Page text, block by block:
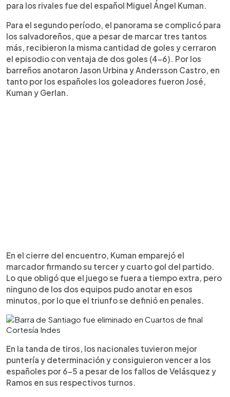
para los rivales fue del español Miguel Ángel Kuman.
Para el segundo período, el panorama se complicó para
los salvadoreños, que a pesar de marcar tres tantos
más, recibieron la misma cantidad de goles y cerraron
el episodio con ventaja de dos goles (4-6). Por los
barreños anotaron Jason Urbina y Andersson Castro, en
tanto por los españoles los goleadores fueron José,
Kuman y Gerlan.
En el cierre del encuentro, Kuman emparejó el
marcador firmando su tercer y cuarto gol del partido.
Lo que obligó que el juego se fuera a tiempo extra, pero
ninguno de los dos equipos pudo anotar en esos
minutos, por lo que el triunfo se definió en penales.
Cortesía Indes
En la tanda de tiros, los nacionales tuvieron mejor
puntería y determinación y consiguieron vencer a los
españoles por 6-5 a pesar de los fallos de Velásquez y
Ramos en sus respectivos turnos.